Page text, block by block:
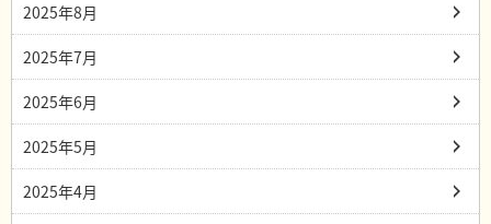
2025年8月
2025年7月
2025年6月
2025年5月
2025年4月